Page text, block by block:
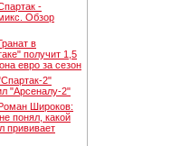
-
Обзор
в
получит 1,5
евро за сезон
2"
"Арсеналу-2"
Широков:
понял, какой
прививает